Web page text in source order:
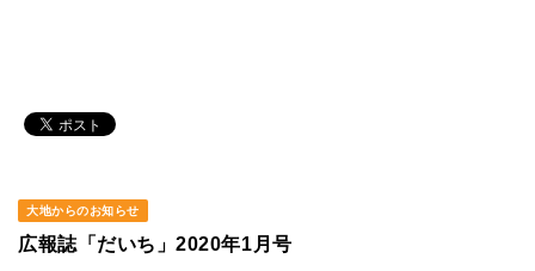
大地からのお知らせ
広報誌「だいち」2020年1月号